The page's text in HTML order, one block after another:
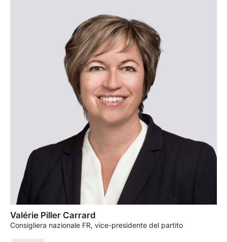
Valérie Piller Carrard
Consigliera nazionale FR, vice-presidente del partito